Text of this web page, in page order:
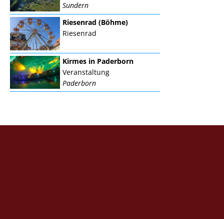
Sundern
Riesenrad (Böhme)
Riesenrad
Kirmes in Paderborn
Veranstaltung
Paderborn